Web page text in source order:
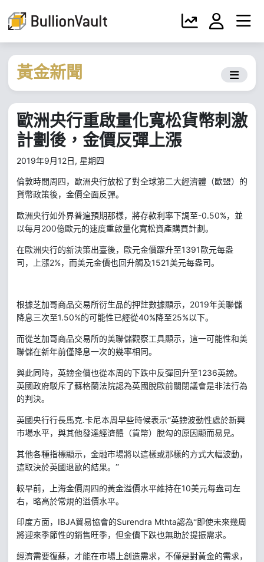
黃金新聞
歐洲央行重啟量化寬松貨幣刺激
計劃後，金價反彈上漲
2019年9月12日, 星期四
倫敦時間周四，歐洲央行放松了對全球第二大經濟體（歐盟）的
貨幣政策後，金價全面反彈。
歐洲央行如外界普遍預期那樣，將存款利率下調至-0.50%，並
以每月 200億歐元的速度重啟量化寬松資產購買計劃。
在歐洲央行的新決策出臺後，歐元金價躍升至1391歐元每盎
司，上漲2%，而美元金價也回升觸及1521美元每盎司。
根據芝加哥商品交易所衍生品的押註數據顯示， 2019年美聯儲
降息三次至1.50%的可能性已經從40%降至25%以下。
而從芝加哥商品交易所的美聯儲觀察工具顯示，這一可能性和美
聯儲在新年前僅降息一次的幾率相同。
與此同時，英鎊金價也從本周的下跌中反彈回升至1236英鎊。
英國政府駁斥了蘇格蘭法院認為英國脫歐前關閉議會是非法行為
的判決。
英國央行行長馬克.卡尼本周早些時候表示“英鎊波動性處於新興
市場水平，與其他發達經濟體（貨幣）脫勾的原因顯而易見。
其他各種指標顯示，金融市場將以這樣或那樣的方式大幅波動，
這取決於英國退歐的結果。”
較早前，上海金價周四的黃金溢價水平維持在10美元每盎司左
右，略高於常規的溢價水平。
印度方面， IBJA貿易協會的Surendra Mthta認為“即使未來幾周
將迎來季節性的銷售旺季，但金價下跌也無助於提振需求。
經濟需要復蘇，才能在市場上創造需求，不僅是對黃金的需求，